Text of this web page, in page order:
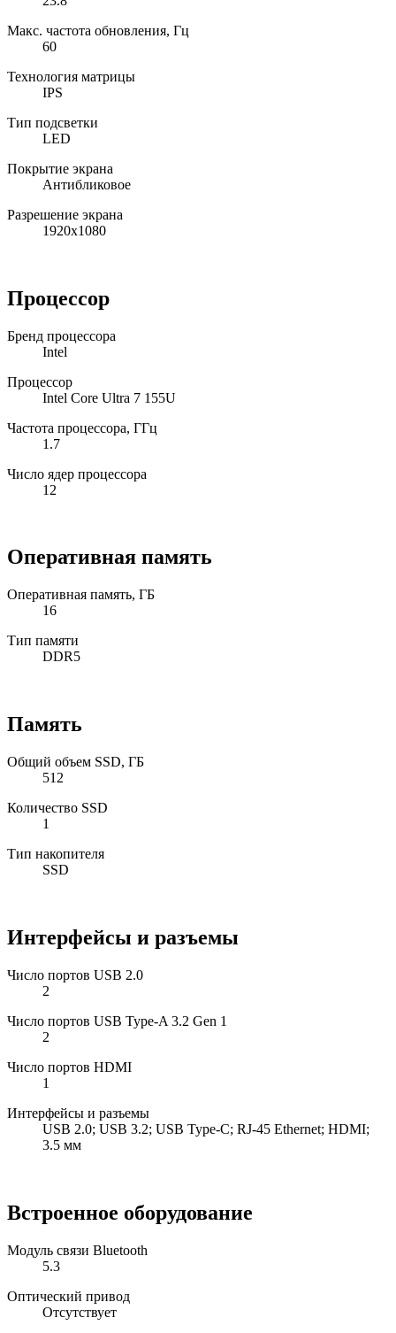
Макс. частота обновления, Гц
60
Технология матрицы
IPS
Тип подсветки
LED
Покрытие экрана
Антибликовое
Разрешение экрана
1920x1080
Процессор
Бренд процессора
Intel
Процессор
Intel Core Ultra 7 155U
Частота процессора, ГГц
1.7
Число ядер процессора
12
Оперативная память
Оперативная память, ГБ
16
Тип памяти
DDR5
Память
Общий объем SSD, ГБ
512
Количество SSD
1
Тип накопителя
SSD
Интерфейсы и разъемы
Число портов USB 2.0
2
Число портов USB Type-A 3.2 Gen 1
2
Число портов HDMI
1
Интерфейсы и разъемы
USB 2.0; USB 3.2; USB Type-C; RJ-45 Ethernet; HDMI;
3.5 мм
Встроенное оборудование
Модуль связи Bluetooth
5.3
Оптический привод
Отсутствует